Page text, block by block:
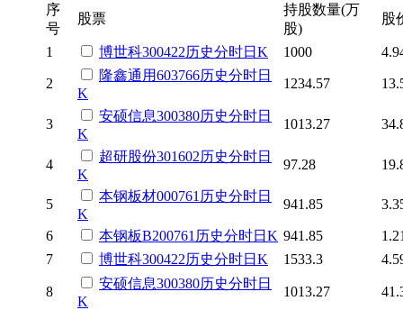
序
号
股票
持股数量(万
股)
股
1 博世科300422历史分时日K 1000
2
隆鑫通用603766历史分时日
K
1234.57
3
安硕信息300380历史分时日
K
1013.27
4
超研股份301602历史分时日
K
97.28
5
本钢板材000761 历史分时日
K
941.85
6 本钢板B200761 历史分时日K 941.85
7
博世科300422历史分时日K 1533.3
8
安硕信息300380历史分时日
K
1013.27